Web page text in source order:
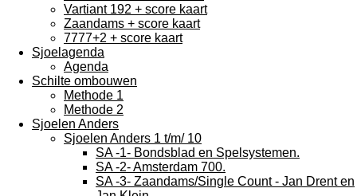
Vartiant 192 + score kaart
Zaandams + score kaart
7777+2 + score kaart
Sjoelagenda
Agenda
Schilte ombouwen
Methode 1
Methode 2
Sjoelen Anders
Sjoelen Anders 1 t/m/ 10
SA -1- Bondsblad en Spelsystemen.
SA -2- Amsterdam 700.
SA -3- Zaandams/Single Count - Jan Drent en